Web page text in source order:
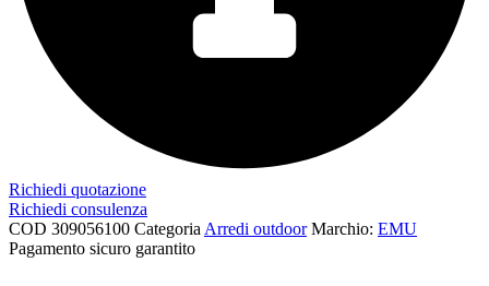
Richiedi quotazione
Richiedi consulenza
COD 309056100 Categoria Arredi outdoor Marchio: EMU
Pagamento sicuro garantito​